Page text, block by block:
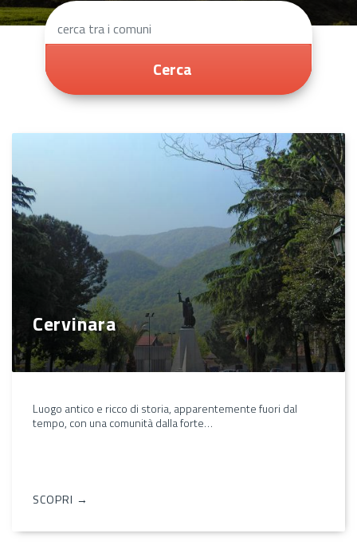
Cerca
Cervinara
Luogo antico e ricco di storia, apparentemente fuori dal
tempo, con una comunità dalla forte…
SCOPRI →